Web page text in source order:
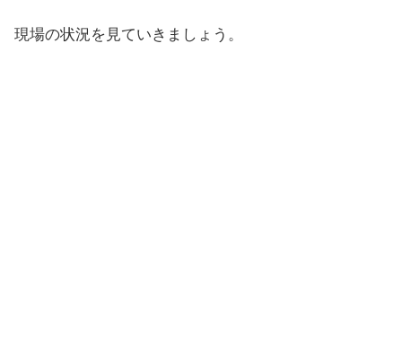
現場の状況を見ていきましょう。